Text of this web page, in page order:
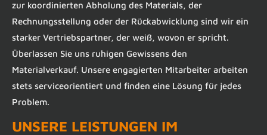
zur koordinierten Abholung des Materials, der
Rechnungsstellung oder der Rückabwicklung sind wir ein
starker Vertriebspartner, der weiß, wovon er spricht.
Überlassen Sie uns ruhigen Gewissens den
Materialverkauf. Unsere engagierten Mitarbeiter arbeiten
stets serviceorientiert und finden eine Lösung für jedes
Problem.
UNSERE LEISTUNGEN IM